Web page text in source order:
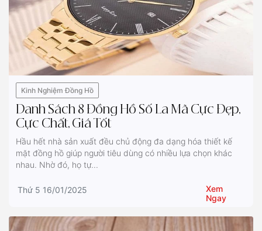
Kinh Nghiệm Đồng Hồ
Danh Sách 8 Đồng Hồ Số La Mã Cực Đẹp,
Cực Chất, Giá Tốt
Hầu hết nhà sản xuất đều chủ động đa dạng hóa thiết kế
mặt đồng hồ giúp người tiêu dùng có nhiều lựa chọn khác
nhau. Nhờ đó, họ tự...
Thứ 5 16/01/2025
Xem
Ngay